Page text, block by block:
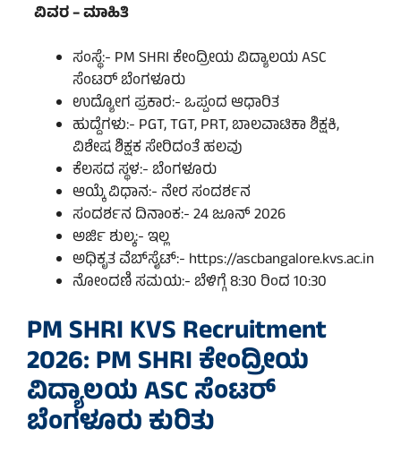
ವಿವರ – ಮಾಹಿತಿ
ಸಂಸ್ಥೆ:- PM SHRI ಕೇಂದ್ರೀಯ ವಿದ್ಯಾಲಯ ASC
ಸೆಂಟರ್ ಬೆಂಗಳೂರು
ಉದ್ಯೋಗ ಪ್ರಕಾರ:- ಒಪ್ಪಂದ ಆಧಾರಿತ
ಹುದ್ದೆಗಳು:- PGT, TGT, PRT, ಬಾಲವಾಟಿಕಾ ಶಿಕ್ಷಕಿ,
ವಿಶೇಷ ಶಿಕ್ಷಕ ಸೇರಿದಂತೆ ಹಲವು
ಕೆಲಸದ ಸ್ಥಳ:- ಬೆಂಗಳೂರು
ಆಯ್ಕೆ ವಿಧಾನ:- ನೇರ ಸಂದರ್ಶನ
ಸಂದರ್ಶನ ದಿನಾಂಕ:- 24 ಜೂನ್ 2026
ಅರ್ಜಿ ಶುಲ್ಕ:- ಇಲ್ಲ
ಅಧಿಕೃತ ವೆಬ್‌ಸೈಟ್:- https://ascbangalore.kvs.ac.in
ನೋಂದಣಿ ಸಮಯ:- ಬೆಳಿಗ್ಗೆ 8:30 ರಿಂದ 10:30
PM SHRI KVS Recruitment
2026: PM SHRI ಕೇಂದ್ರೀಯ
ವಿದ್ಯಾಲಯ ASC ಸೆಂಟರ್
ಬೆಂಗಳೂರು ಕುರಿತು